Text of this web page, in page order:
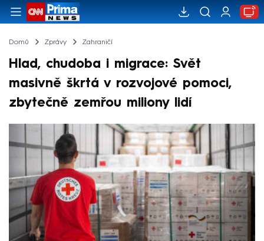
Domů Zprávy Zahraničí
Hlad, chudoba i migrace: Svět
masivně škrtá v rozvojové pomoci,
zbytečně zemřou miliony lidí